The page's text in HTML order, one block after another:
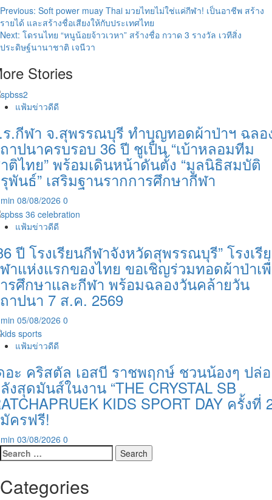
Post
navigation
Previous: Soft power muay Thai มวยไทยไม่ใช่แค่กีฬา! เป็นอาชีพ สร้าง
รายได้ และสร้างชื่อเสียงให้กับประเทศไทย
Next: โดรนไทย “หนูน้อยจ้าวเวหา” สร้างชื่อ กวาด 3 รางวัล เวทีสิ่ง
ประดิษฐ์นานาชาติ เจนีวา
Stories
แฟ้มข่าวดีดี
ร.กีฬา จ.สุพรรณบุรี ทำบุญทอดผ้าป่าฯ ฉลอ
าปนาครบรอบ 36 ปี ชูเป็น “เบ้าหลอมทีม
ติไทย” พร้อมเดินหน้าดันตั้ง “มูลนิธิสมบัติ
พันธ์” เสริมฐานรากการศึกษากีฬา
08/08/2026 0
แฟ้มข่าวดีดี
ปี โรงเรียนกีฬาจังหวัดสุพรรณบุรี” โรงเรี
าแห่งแรกของไทย ขอเชิญร่วมทอดผ้าป่าเ
รศึกษาและกีฬา พร้อมฉลองวันคล้ายวัน
าปนา 7 ส.ค. 2569
05/08/2026 0
แฟ้มข่าวดีดี
อะ คริสตัล เอสบี ราชพฤกษ์ ชวนน้องๆ ปล่
งสุดมันส์ในงาน “THE CRYSTAL SB
KIDS SPORT DAY ครั้งที่
ครฟรี!
03/08/2026 0
Search
for:
Categories